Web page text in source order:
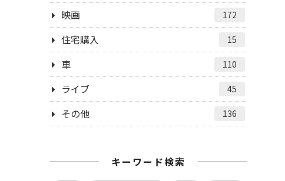
映画 172
住宅購入 15
車 110
ライブ 45
その他 136
キーワード検索